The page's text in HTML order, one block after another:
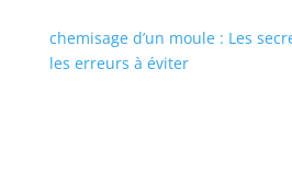
chemisage d’un moule : Les
les erreurs à éviter